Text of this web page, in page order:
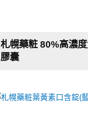
札幌藥粧 80%高濃
膠囊